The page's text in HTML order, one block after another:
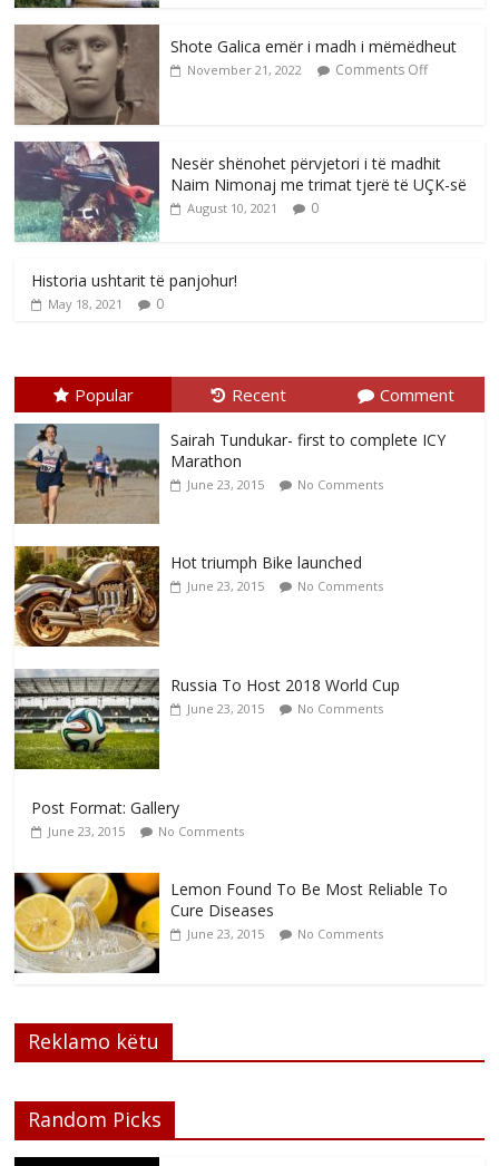
Shote Galica emër i madh i mëmëdheut
November 21, 2022 Comments Off
Nesër shënohet përvjetori i të madhit
Naim Nimonaj me trimat tjerë të UÇK-së
August 10, 2021 0
Historia ushtarit të panjohur!
May 18, 2021 0
Popular Recent Comment
Sairah Tundukar- first to complete ICY
Marathon
June 23, 2015 No Comments
Hot triumph Bike launched
June 23, 2015 No Comments
Russia To Host 2018 World Cup
June 23, 2015 No Comments
Post Format: Gallery
June 23, 2015 No Comments
Lemon Found To Be Most Reliable To
Cure Diseases
June 23, 2015 No Comments
Reklamo këtu
Random Picks